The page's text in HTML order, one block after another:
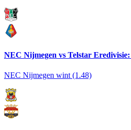
NEC Nijmegen vs Telstar
NEC Nijmegen wint (1.48)